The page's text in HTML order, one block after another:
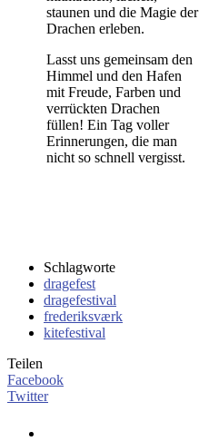
staunen und die Magie der
Drachen erleben.
Lasst uns gemeinsam den
Himmel und den Hafen
mit Freude, Farben und
verrückten Drachen
füllen! Ein Tag voller
Erinnerungen, die man
nicht so schnell vergisst.
Schlagworte
dragefest
dragefestival
frederiksværk
kitefestival
Teilen
Facebook
Twitter